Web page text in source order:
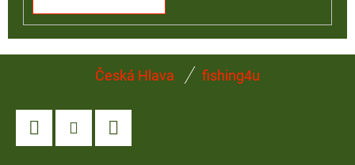
Česká Hlava fishing4u